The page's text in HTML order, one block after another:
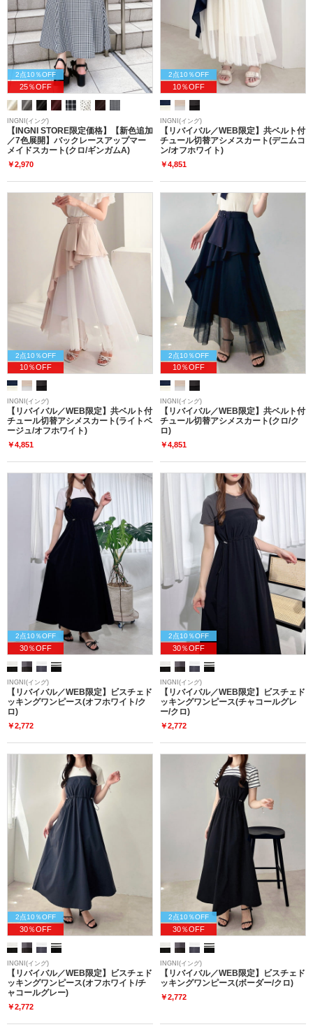
2点10％OFF
25％OFF
INGNI(イング)
【INGNI STORE限定価格】【新色追加
／7色展開】バックレースアップマー
メイドスカート(クロ/ギンガムA)
￥2,970
2点10％OFF
10％OFF
INGNI(イング)
【リバイバル／WEB限定】共ベルト付
チュール切替アシメスカート(デニムコ
ン/オフホワイト)
￥4,851
2点10％OFF
10％OFF
INGNI(イング)
【リバイバル／WEB限定】共ベルト付
チュール切替アシメスカート(ライトベ
ージュ/オフホワイト)
￥4,851
2点10％OFF
10％OFF
INGNI(イング)
【リバイバル／WEB限定】共ベルト付
チュール切替アシメスカート(クロ/ク
ロ)
￥4,851
2点10％OFF
30％OFF
INGNI(イング)
【リバイバル／WEB限定】ビスチェド
ッキングワンピース(オフホワイト/ク
ロ)
￥2,772
2点10％OFF
30％OFF
INGNI(イング)
【リバイバル／WEB限定】ビスチェド
ッキングワンピース(チャコールグレ
ー/クロ)
￥2,772
2点10％OFF
30％OFF
INGNI(イング)
【リバイバル／WEB限定】ビスチェド
ッキングワンピース(オフホワイト/チ
ャコールグレー)
￥2,772
2点10％OFF
30％OFF
INGNI(イング)
【リバイバル／WEB限定】ビスチェド
ッキングワンピース(ボーダー/クロ)
￥2,772